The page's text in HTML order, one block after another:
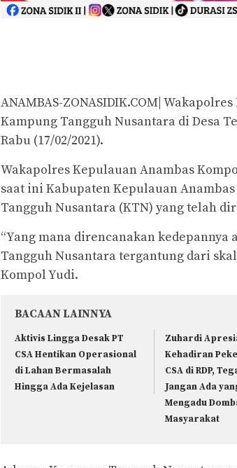
ANAMBAS-ZONASIDIK.COM|
Kampung Tangguh Nusantara di Desa
Rabu (17/02/2021).
Wakapolres Kepulauan Anambas
saat ini Kabupaten Kepulauan
Tangguh Nusantara (KTN) yang telah
“Yang mana direncanakan
Tangguh Nusantara tergantung dari
Kompol Yudi.
BACAAN LAINNYA
Aktivis Lingga Desak PT
CSA Hentikan Operasional
di Lahan Bermasalah
Hingga Ada Kejelasan
Zuhardi
Kehadiran
CSA di RDP,
Jangan Ada
Mengadu
Masyarakat